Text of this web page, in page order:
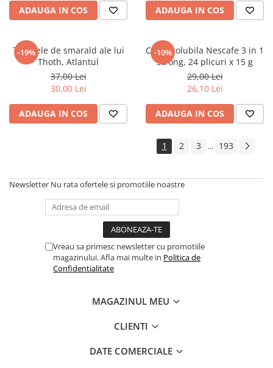
Ghiozdane si Penare scolare
Instrumente si Truse Geometrie
Seturi scolare
Calculator
Consumabile & Accesorii
Cadouri
Carti in dar
Literatura Romana
Carte Prescolara, Joc
Carti cartonate
ADAUGA IN COS ADAUGA IN COS
-19%
Tablitele de smarald ale lui
Thoth, Atlantul
37,00 Lei
30,00 Lei
ADAUGA IN COS
-10%
Cafea solubila Nescafe 3 in 1
Strong, 24 plicuri x 15 g
29,00 Lei
26,10 Lei
ADAUGA IN COS
1 2 3 ... 193
Newsletter Nu rata ofertele si promotiile noastre
Vreau sa primesc newsletter cu promotiile
magazinului. Afla mai multe in Politica de
Confidentialitate
MAGAZINUL MEU
CLIENTI
DATE COMERCIALE